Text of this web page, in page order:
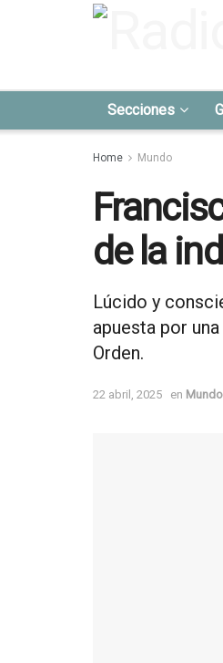
Secciones
Home Mundo
de la
Lúcido y
apuesta por
Orden.
22 abril, 2025 en Mundo